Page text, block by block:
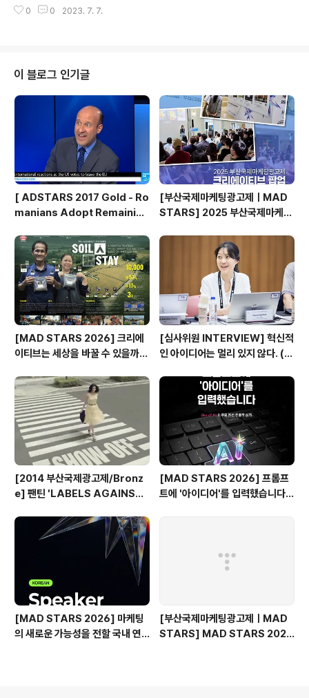
소개합니다! 🔸Chermine Assadian : Wunderman T
ve Creative Director, APAC 🔸Juan Pablo Valenc
ia : TBWA/Central Asia & Caucasus / Creative Di
rector 🔸Sangkwon Park : Dob Studio..
0 0 2023. 7. 7.
이 블로그 인기글
[ ADSTARS 2017 Gold - Ro
manians Adopt Remainian
[부산국제마케팅광고제ㅣMAD
STARS] 2025 부산국제마케팅
기
[MAD STARS 2026] 크리에
이티브는 세상을 바꿀 수 있을까?
작)
[심사위원 INTERVIEW] 혁신적
인 아이디어는 멀리 있지 않다. (제
[2014 부산국제광고제/Bronz
e] 팬틴 'LABELS AGAINST
[MAD STARS 2026] 프롬프
트에 '아이디어'를 입력했습니다
[MAD STARS 2026] 마케팅
의 새로운 가능성을 전할 국내 연
[부산국제마케팅광고제ㅣMAD
STARS] MAD STARS 2025